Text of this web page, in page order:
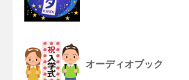
オーディオブック